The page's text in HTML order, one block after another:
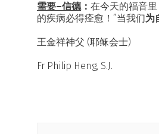
需要–信德： 在今天的福音里
的疾病必得痊愈！”当我们为
王金祥神父 (耶稣会士)
Fr Philip Heng, S.J.